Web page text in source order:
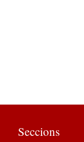
Seccions